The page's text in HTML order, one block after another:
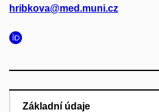
hribkova@med.muni.cz
Základní údaje